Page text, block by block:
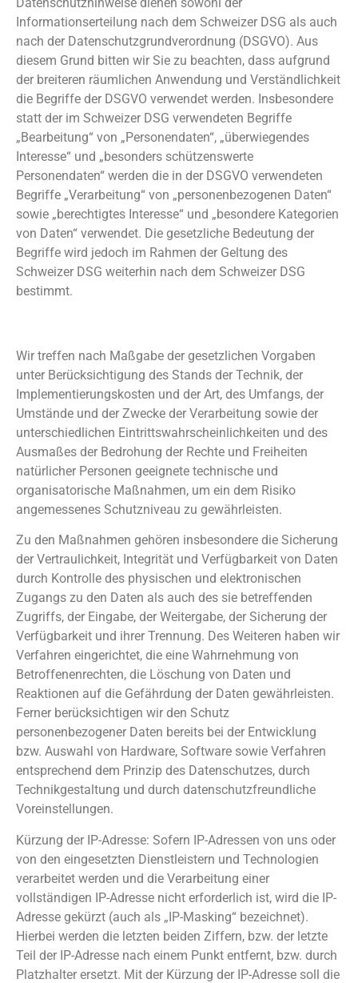
Informationserteilung nach dem Schweizer DSG als auch
nach der Datenschutzgrundverordnung (DSGVO). Aus
diesem Grund bitten wir Sie zu beachten, dass aufgrund
der breiteren räumlichen Anwendung und Verständlichkeit
die Begriffe der DSGVO verwendet werden. Insbesondere
statt der im Schweizer DSG verwendeten Begriffe
„Bearbeitung“ von „Personendaten“, „überwiegendes
Interesse“ und „besonders schützenswerte
Personendaten“ werden die in der DSGVO verwendeten
Begriffe „Verarbeitung“ von „personenbezogenen Daten“
sowie „berechtigtes Interesse“ und „besondere Kategorien
von Daten“ verwendet. Die gesetzliche Bedeutung der
Begriffe wird jedoch im Rahmen der Geltung des
Schweizer DSG weiterhin nach dem Schweizer DSG
bestimmt.
Wir treffen nach Maßgabe der gesetzlichen Vorgaben
unter Berücksichtigung des Stands der Technik, der
Implementierungskosten und der Art, des Umfangs, der
Umstände und der Zwecke der Verarbeitung sowie der
unterschiedlichen Eintrittswahrscheinlichkeiten und des
Ausmaßes der Bedrohung der Rechte und Freiheiten
natürlicher Personen geeignete technische und
organisatorische Maßnahmen, um ein dem Risiko
angemessenes Schutzniveau zu gewährleisten.
Zu den Maßnahmen gehören insbesondere die Sicherung
der Vertraulichkeit, Integrität und Verfügbarkeit von Daten
durch Kontrolle des physischen und elektronischen
Zugangs zu den Daten als auch des sie betreffenden
Zugriffs, der Eingabe, der Weitergabe, der Sicherung der
Verfügbarkeit und ihrer Trennung. Des Weiteren haben wir
Verfahren eingerichtet, die eine Wahrnehmung von
Betroffenenrechten, die Löschung von Daten und
Reaktionen auf die Gefährdung der Daten gewährleisten.
Ferner berücksichtigen wir den Schutz
personenbezogener Daten bereits bei der Entwicklung
bzw. Auswahl von Hardware, Software sowie Verfahren
entsprechend dem Prinzip des Datenschutzes, durch
Technikgestaltung und durch datenschutzfreundliche
Voreinstellungen.
Kürzung der IP-Adresse: Sofern IP-Adressen von uns oder
von den eingesetzten Dienstleistern und Technologien
verarbeitet werden und die Verarbeitung einer
vollständigen IP-Adresse nicht erforderlich ist, wird die IP-
Adresse gekürzt (auch als „IP-Masking“ bezeichnet).
Hierbei werden die letzten beiden Ziffern, bzw. der letzte
Teil der IP-Adresse nach einem Punkt entfernt, bzw. durch
Platzhalter ersetzt. Mit der Kürzung der IP-Adresse soll die